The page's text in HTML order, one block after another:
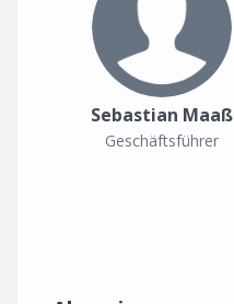
Sebastian Maaß
Geschäftsführer